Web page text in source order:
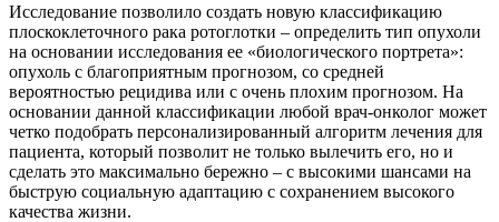
Исследование позволило создать новую классификацию
плоскоклеточного рака ротоглотки – определить тип опухоли
на основании исследования ее «биологического портрета»:
опухоль с благоприятным прогнозом, со средней
вероятностью рецидива или с очень плохим прогнозом. На
основании данной классификации любой врач-онколог может
четко подобрать персонализированный алгоритм лечения для
пациента, который позволит не только вылечить его, но и
сделать это максимально бережно – с высокими шансами на
быструю социальную адаптацию с сохранением высокого
качества жизни.